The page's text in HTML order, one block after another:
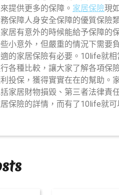
2024
提供更多的保障。 家居保險現
保障人身安全保障的優質保險
居有意外的時候能給予保障的
小意外，但嚴重的情況下需要
的家居保險有必要。10life就
各種比較，讓大家了解各項保
投保，獲得實實在在的幫助。
家居財物損毀、第三者法律責
保險的詳情，而有了10life就